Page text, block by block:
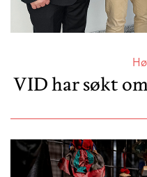
VID har søkt